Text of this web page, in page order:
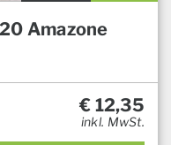
Amazone
€ 12,35
inkl. MwSt.